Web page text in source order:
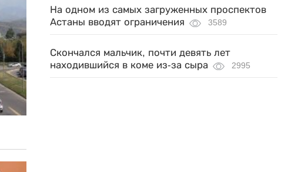
На одном из самых загруженных проспектов
Астаны вводят ограничения
3589
Скончался мальчик, почти девять лет
находившийся в коме из-за сыра
2995